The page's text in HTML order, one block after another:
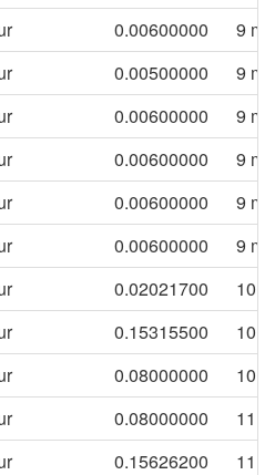
0.00600000
9
0.00500000
9
0.00600000
9
0.00600000
9
0.00600000
9
0.00600000
9
0.02021700
10
0.15315500
10
0.08000000
10
0.08000000
11
0.15626200
11